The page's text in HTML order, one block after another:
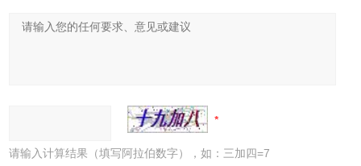
请输入计算结果（填写阿拉伯数字），如：三加四=7